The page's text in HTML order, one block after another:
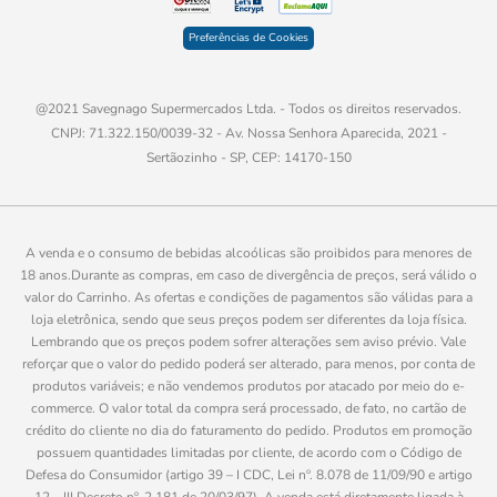
Preferências de Cookies
@2021 Savegnago Supermercados Ltda. - Todos os direitos reservados.
CNPJ: 71.322.150/0039-32 - Av. Nossa Senhora Aparecida, 2021 -
Sertãozinho - SP, CEP: 14170-150
A venda e o consumo de bebidas alcoólicas são proibidos para menores de
18 anos.Durante as compras, em caso de divergência de preços, será válido o
valor do Carrinho. As ofertas e condições de pagamentos são válidas para a
loja eletrônica, sendo que seus preços podem ser diferentes da loja física.
Lembrando que os preços podem sofrer alterações sem aviso prévio. Vale
reforçar que o valor do pedido poderá ser alterado, para menos, por conta de
produtos variáveis; e não vendemos produtos por atacado por meio do e-
commerce. O valor total da compra será processado, de fato, no cartão de
crédito do cliente no dia do faturamento do pedido. Produtos em promoção
possuem quantidades limitadas por cliente, de acordo com o Código de
Defesa do Consumidor (artigo 39 – I CDC, Lei nº. 8.078 de 11/09/90 e artigo